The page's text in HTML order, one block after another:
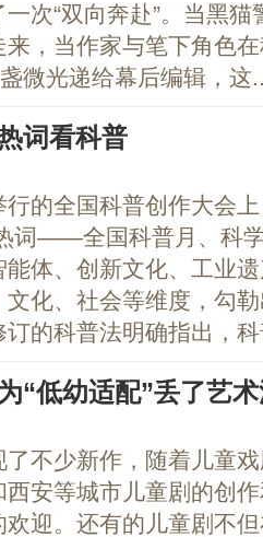
次“双向奔赴”。当黑
来，当作家与笔下角色
微光递给幕后编辑，这
词看科普
的全国科普创作大会
词——全国科普月、科
体、创新文化、工业
化、社会等维度，勾
订的科普法明确指出，
“低幼适配”丢了艺
不少新作，随着儿童
安等城市儿童剧的创
迎。还有的儿童剧不